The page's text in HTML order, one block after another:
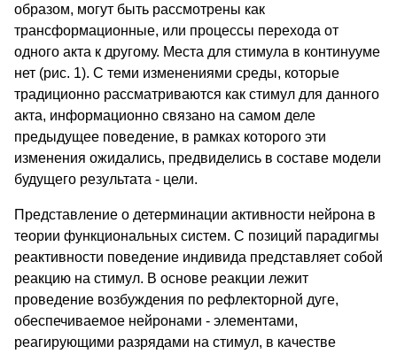
образом, могут быть рассмотрены как
трансформационные, или процессы перехода от
одного акта к другому. Места для стимула в континууме
нет (рис. 1). С теми изменениями среды, которые
традиционно рассматриваются как стимул для данного
акта, информационно связано на самом деле
предыдущее поведение, в рамках которого эти
изменения ожидались, предвиделись в составе модели
будущего результата - цели.
Представление о детерминации активности нейрона в
теории функциональных систем. С позиций парадигмы
реактивности поведение индивида представляет собой
реакцию на стимул. В основе реакции лежит
проведение возбуждения по рефлекторной дуге,
обеспечиваемое нейронами - элементами,
реагирующими разрядами на стимул, в качестве